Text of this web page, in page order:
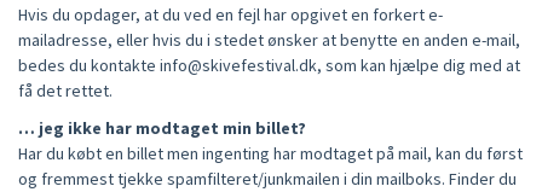
Hvis du opdager, at du ved en fejl har opgivet en forkert e-
mailadresse, eller hvis du i stedet ønsker at benytte en anden e-mail,
bedes du kontakte info@skivefestival.dk, som kan hjælpe dig med at
få det rettet.
… jeg ikke har modtaget min billet?
Har du købt en billet men ingenting har modtaget på mail, kan du først
og fremmest tjekke spamfilteret/junkmailen i din mailboks. Finder du